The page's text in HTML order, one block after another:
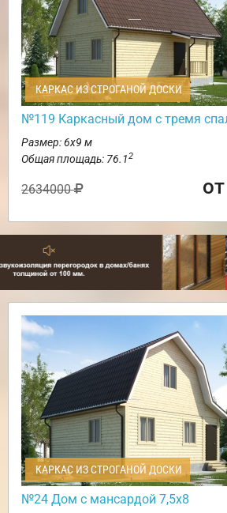
КАРКАС ИЗ СТРОГАНОЙ ДОСКИ
№119 Каркасный дом с тремя
Размер: 6х9 м
Общая площадь: 76.12
2634000
КАРКАС ИЗ СТРОГАНОЙ ДОСКИ
№24 Дом с мансардой 7,5х8